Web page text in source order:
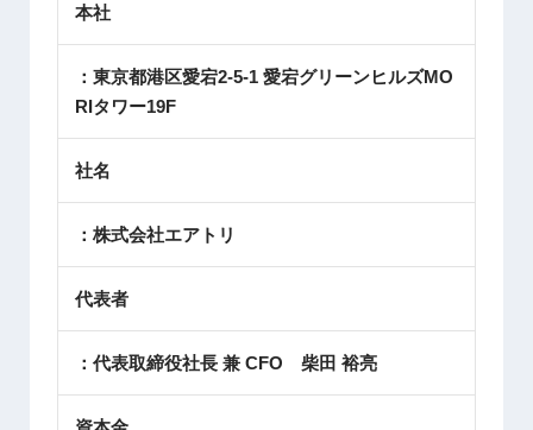
本社
：東京都港区愛宕2-5-1 愛宕グリーンヒルズMO
RIタワー19F
社名
：株式会社エアトリ
代表者
：代表取締役社長 兼 CFO 柴田 裕亮